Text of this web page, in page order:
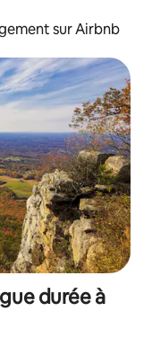
sur Airbnb
durée à